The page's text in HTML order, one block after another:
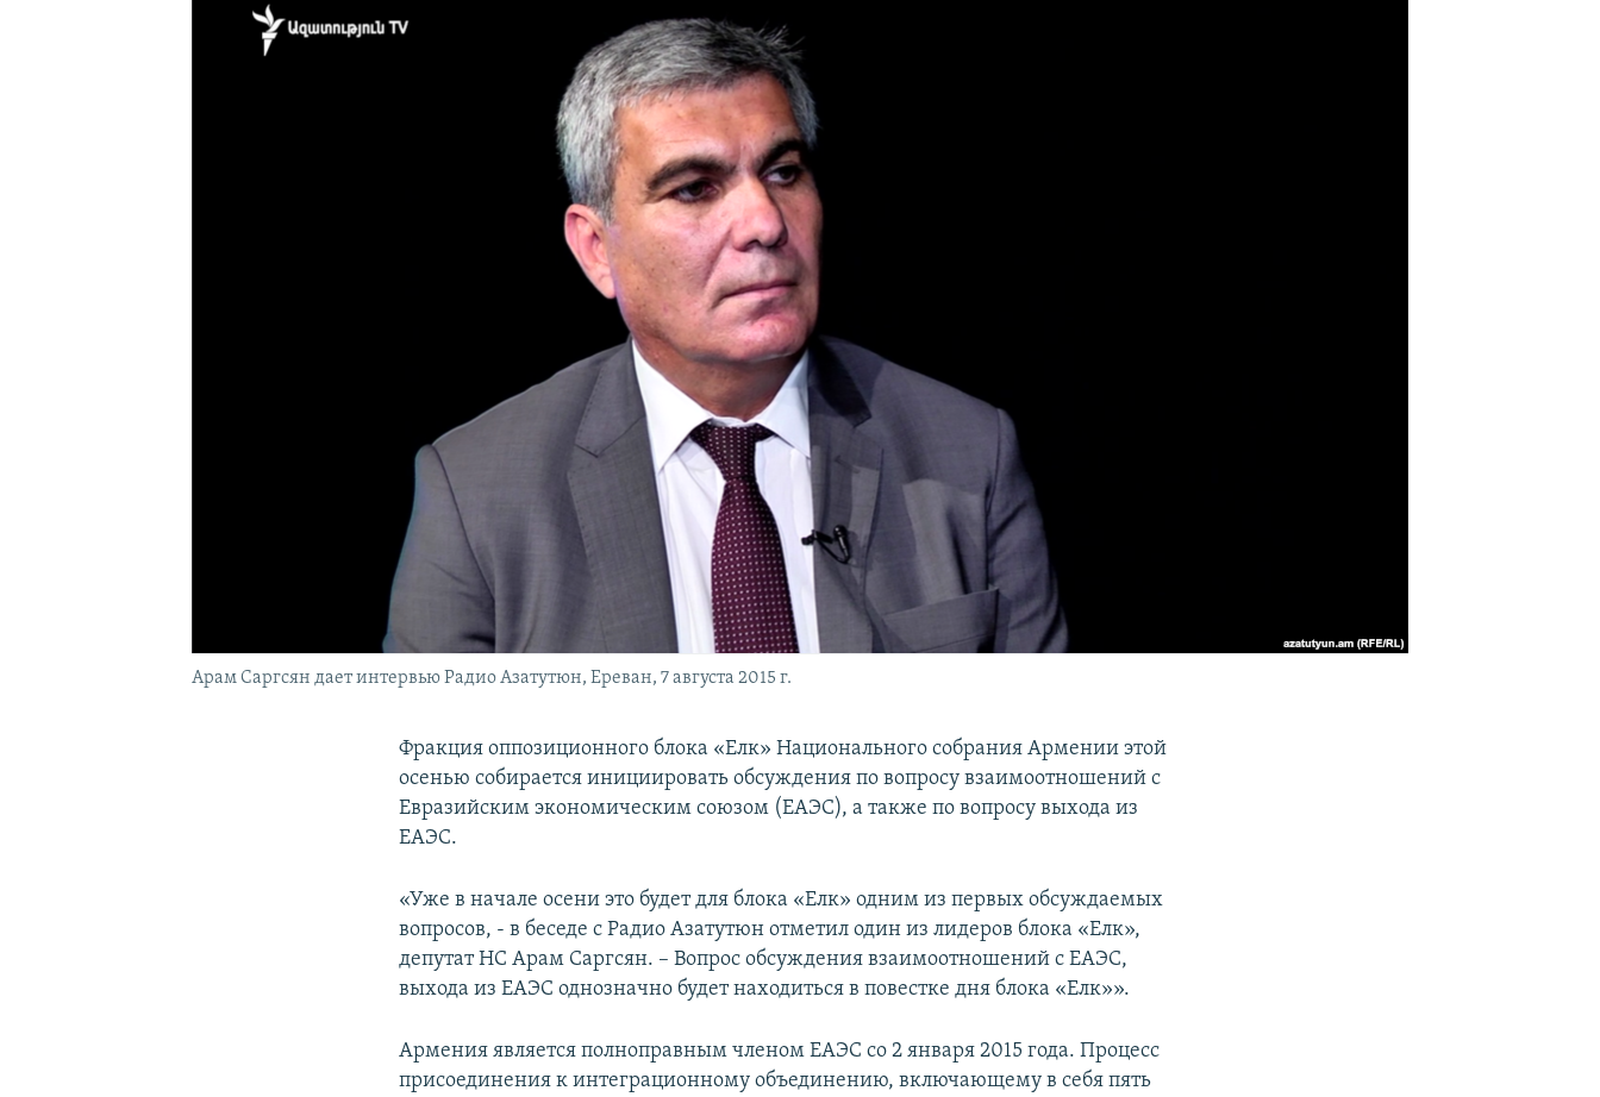
Арам Саргсян дает интервью Радио Азатутюн, Ереван, 7 августа 2015 г.
Фракция оппозиционного блока «Елк» Национального собрания Армении этой
осенью собирается инициировать обсуждения по вопросу взаимоотношений с
Евразийским экономическим союзом (ЕАЭС), а также по вопросу выхода из
ЕАЭС.
«Уже в начале осени это будет для блока «Елк» одним из первых обсуждаемых
вопросов, - в беседе с Радио Азатутюн отметил один из лидеров блока «Елк»,
депутат НС Арам Саргсян. – Вопрос обсуждения взаимоотношений с ЕАЭС,
выхода из ЕАЭС однозначно будет находиться в повестке дня блока «Елк»».
Армения является полноправным членом ЕАЭС со 2 января 2015 года. Процесс
присоединения к интеграционному объединению, включающему в себя пять